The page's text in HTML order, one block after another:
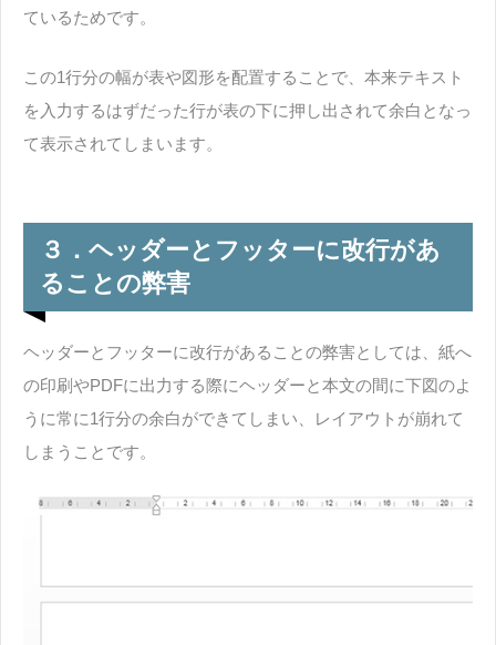
ているためです。
この1行分の幅が表や図形を配置することで、本来テキスト
を入力するはずだった行が表の下に押し出されて余白となっ
て表示されてしまいます。
３．ヘッダーとフッターに改行があ
ることの弊害
ヘッダーとフッターに改行があることの弊害としては、紙へ
の印刷やPDFに出力する際にヘッダーと本文の間に下図のよ
うに常に1行分の余白ができてしまい、レイアウトが崩れて
しまうことです。